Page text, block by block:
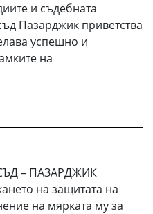
и съдебната
Пазарджик приветства
успешно и
на
– ПАЗАРДЖИК
на защитата на
на мярката му за